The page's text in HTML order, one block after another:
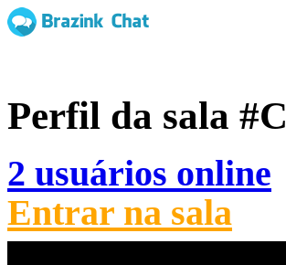
Perfil da sala
2 usuários online
Entrar na sala